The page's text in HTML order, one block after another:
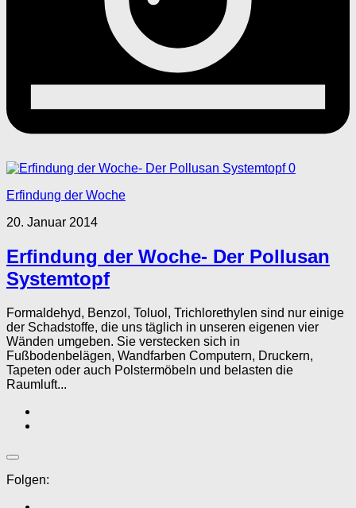
0
Erfindung der Woche
20. Januar 2014
Erfindung der Woche- Der Pollusan
Systemtopf
Formaldehyd, Benzol, Toluol, Trichlorethylen sind nur einige
der Schadstoffe, die uns täglich in unseren eigenen vier
Wänden umgeben. Sie verstecken sich in
Fußbodenbelägen, Wandfarben Computern, Druckern,
Tapeten oder auch Polstermöbeln und belasten die
Raumluft...
Folgen: